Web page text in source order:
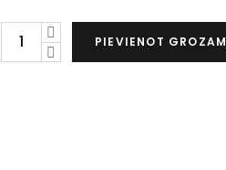
Dynaudio
PIEVIENOT GROZAM